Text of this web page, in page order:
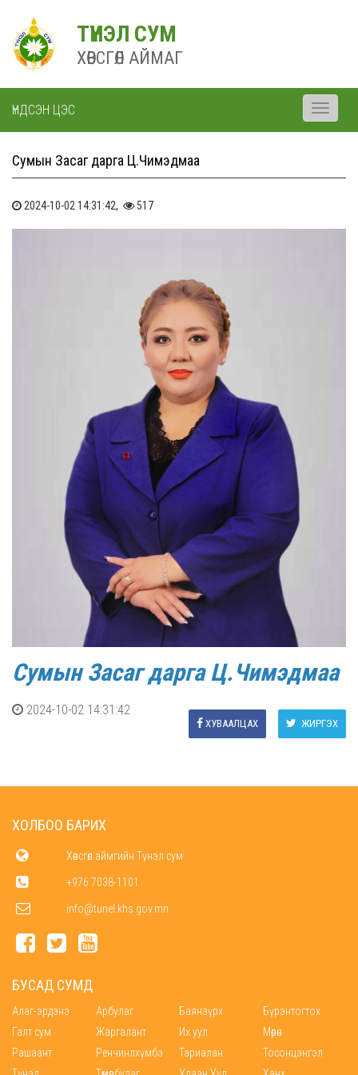
ТҮНЭЛ СУМ
ХӨВСГӨЛ АЙМАГ
ҮНДСЭН ЦЭС
Toggle
Сумын Засаг дарга Ц.Чимэдмаа
2024-10-02 14:31:42, 517
Сумын Засаг дарга Ц.Чимэдмаа
2024-10-02 14:31:42
ЖИРГЭХ
ХУВААЛЦАХ
ХОЛБОО БАРИХ
Хөвсгөл аймгийн Түнэл сум
+976 7038-1101
info@tunel.khs.gov.mn
БУСАД СУМД
Алаг-эрдэнэ Арбулаг Баянзүрх
Бүрэнтогтох
Галт сум
Жаргалант Их уул
Мөрөн
Рашаант
Ренчинлхүмбэ Тариалан
Тосонцэнгэл